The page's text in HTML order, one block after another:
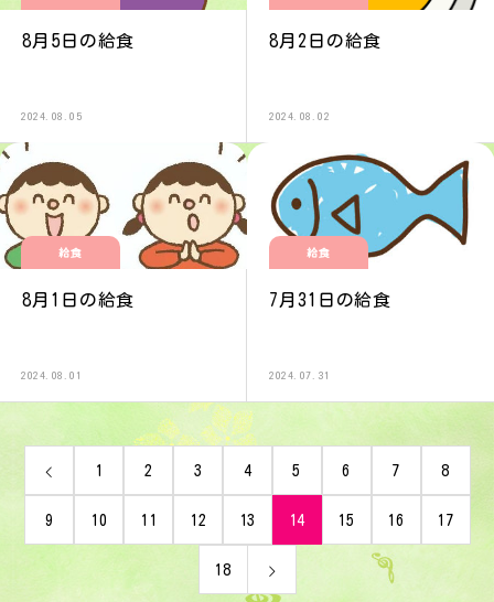
8月5日の給食
2024.08.05
8月2日の給食
2024.08.02
給食
8月1日の給食
2024.08.01
給食
7月31日の給食
2024.07.31
1 2 3 4 5 6 7 8
9 10 11 12 13 14 15 16 17
18